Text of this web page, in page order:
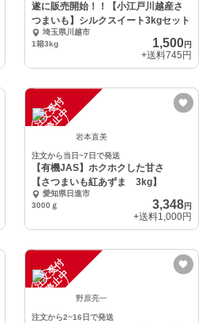
遂に販売開始！！【小江戸川越産さ
つまいも】シルクスイート3kgセット
埼玉県川越市
1箱3kg
1,500円
+送料745円
注
文
受
付
停
止
中
岩本直美
注文から当日~7日で発送
【有機JAS】ホクホクした甘さ
【さつまいも紅あずま 3kg】
愛知県日進市
3000ｇ
3,348円
+送料1,000円
注
文
受
付
停
止
中
野原亮一
注文から2~16日で発送